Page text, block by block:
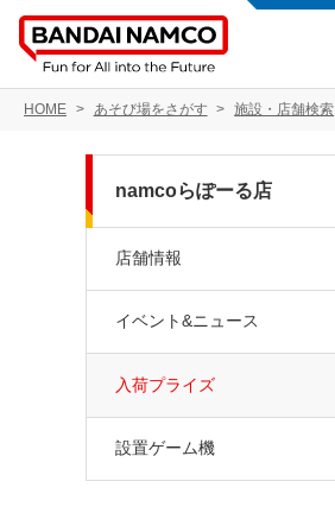
HOME あそび場をさがす 施設・店舗検索
namcoらぽーる店
店舗情報
イベント&ニュース
入荷プライズ
設置ゲーム機